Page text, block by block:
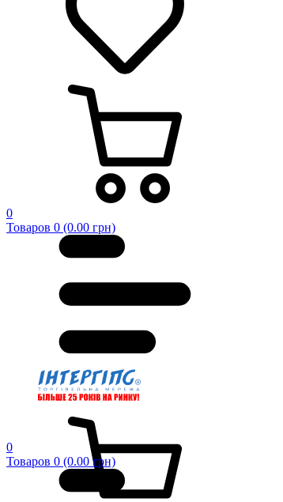
0
Товаров 0 (0.00 грн)
0
Товаров 0 (0.00 грн)